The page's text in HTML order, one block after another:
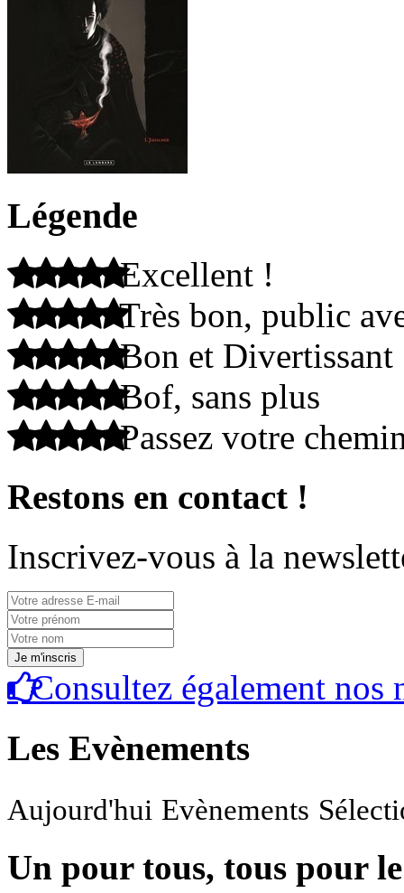
Légende
Excellent !
Très bon, public
Bon et Divertissant
Bof, sans plus
Passez votre
Restons en contact !
Inscrivez-vous à la
Consultez également nos
Les Evènements
Aujourd'hui Evènements
Un pour tous, tous pour